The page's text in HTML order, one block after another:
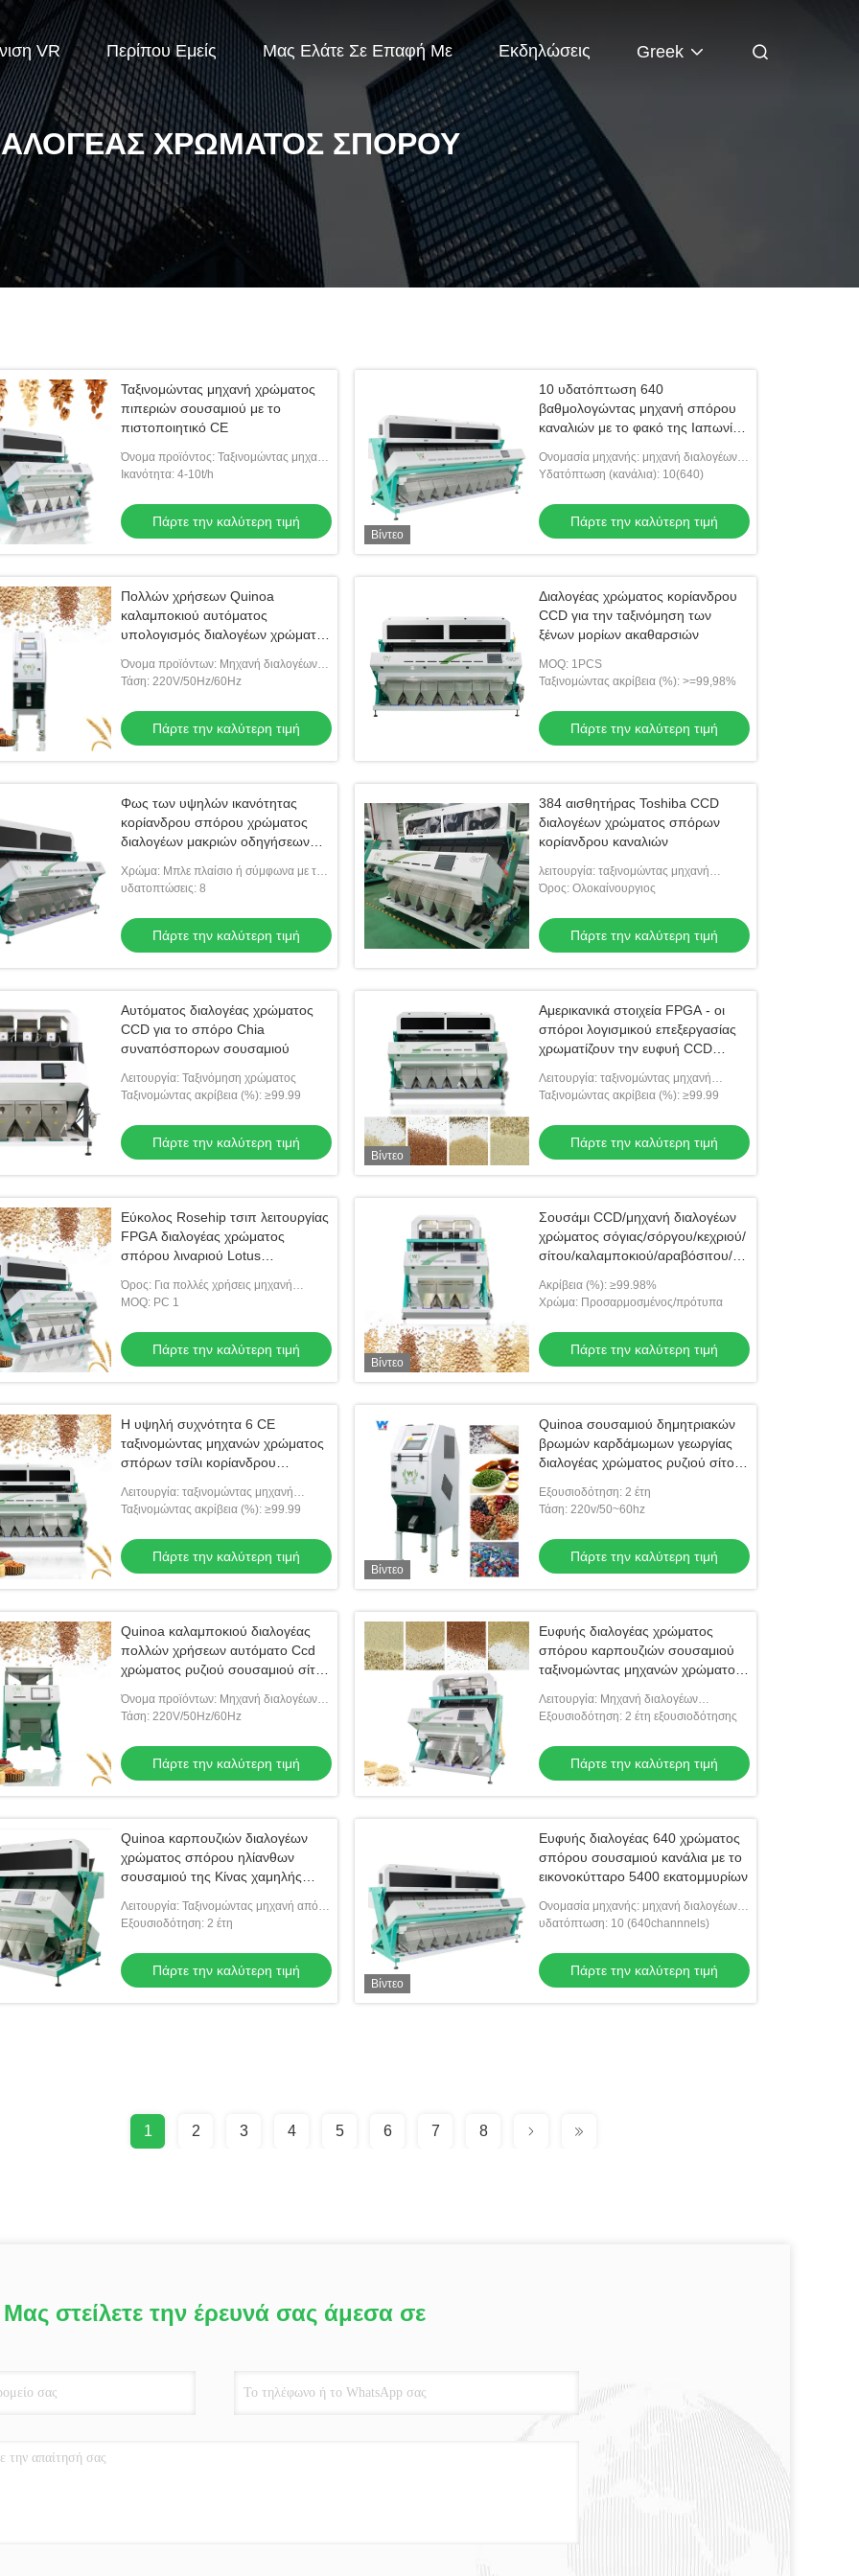
VR Περίπου Εμείς Μας Ελάτε Σε Επαφή Με Εκδηλώσεις Greek
ΧΡΏΜΑΤΟΣ ΣΠΌΡΟΥ
διαλογή
καλύτερη τιμή
Μικρή ταξινομώντας μηχανή ρυζιού
Πάρτε την καλύτερη τιμή
Βίντεο
Τροποποιητής χρωμάτων σπόρων με
Πάρτε την καλύτερη τιμή
Ταξινομώντας μηχανή χρώματος
πιπεριών σουσαμιού με το
πιστοποιητικό CE
Όνομα προϊόντος: Ταξινομώντας μηχανή
χρώματος σπόρου
Ικανότητα: 4-10t/h
Πάρτε την καλύτερη τιμή
Βίντεο
10 υδατόπτωση 640
βαθμολογώντας μηχανή σπόρου
καναλιών με το φακό της Ιαπωνίας
Ονομασία μηχανής: μηχανή διαλογέων
χρώματος σπόρου
Υδατόπτωση (κανάλια): 10(640)
Πάρτε την καλύτερη τιμή
Πολλών χρήσεων Quinoa
καλαμποκιού αυτόματος
υπολογισμός διαλογέων χρώματος
Όνομα προϊόντων: Μηχανή διαλογέων
χρώματος σπόρων
Τάση: 220V/50Hz/60Hz
Πάρτε την καλύτερη τιμή
Διαλογέας χρώματος κορίανδρου
CCD για την ταξινόμηση των
ξένων μορίων ακαθαρσιών
MOQ: 1PCS
Ταξινομώντας ακρίβεια (%): >=99,98%
Πάρτε την καλύτερη τιμή
Φως των υψηλών ικανότητας
κορίανδρου σπόρου χρώματος
διαλογέων μακριών οδηγήσεων
Χρώμα: Μπλε πλαίσιο ή σύμφωνα με τα
αιτήματα πελατών
υδατοπτώσεις: 8
Πάρτε την καλύτερη τιμή
384 αισθητήρας Toshiba CCD
διαλογέων χρώματος σπόρων
κορίανδρου καναλιών
λειτουργία: ταξινομώντας μηχανή
χρώματος
Όρος: Ολοκαίνουργιος
Πάρτε την καλύτερη τιμή
Αυτόματος διαλογέας χρώματος
CCD για το σπόρο Chia
συναπόσπορων σουσαμιού
Λειτουργία: Ταξινόμηση χρώματος
Ταξινομώντας ακρίβεια (%): ≥99.99
Πάρτε την καλύτερη τιμή
Βίντεο
Αμερικανικά στοιχεία FPGA - οι
σπόροι λογισμικού επεξεργασίας
χρωματίζουν την ευφυή CCD
Λειτουργία: ταξινομώντας μηχανή
χρώματος
Ταξινομώντας ακρίβεια (%): ≥99.99
Πάρτε την καλύτερη τιμή
Εύκολος Rosehip τσιπ λειτουργίας
FPGA διαλογέας χρώματος
σπόρου λιναριού Lotus
τη μηχανή
Όρος: Για πολλές χρήσεις μηχανή
διαλογέων χρώματος σπόρων
MOQ: PC 1
Πάρτε την καλύτερη τιμή
Βίντεο
Σουσάμι CCD/μηχανή διαλογέων
χρώματος σόγιας/σόργου/κεχριού/
σίτου/καλαμποκιού/αραβόσιτου/
Ακρίβεια (%): ≥99.98%
Χρώμα: Προσαρμοσμένος/πρότυπα
Πάρτε την καλύτερη τιμή
Η υψηλή συχνότητα 6 CE
ταξινομώντας μηχανών χρώματος
σπόρων τσίλι κορίανδρου
Λειτουργία: ταξινομώντας μηχανή
χρώματος
Ταξινομώντας ακρίβεια (%): ≥99.99
Πάρτε την καλύτερη τιμή
Βίντεο
Quinoa σουσαμιού δημητριακών
βρωμών καρδάμωμων γεωργίας
διαλογέας χρώματος ρυζιού σίτου
Εξουσιοδότηση: 2 έτη
Τάση: 220v/50~60hz
Πάρτε την καλύτερη τιμή
Quinoa καλαμποκιού διαλογέας
πολλών χρήσεων αυτόματο Ccd
χρώματος ρυζιού σουσαμιού σίτου
Όνομα προϊόντων: Μηχανή διαλογέων
χρώματος σπόρων
Τάση: 220V/50Hz/60Hz
Πάρτε την καλύτερη τιμή
Ευφυής διαλογέας χρώματος
σπόρου καρπουζιών σουσαμιού
ταξινομώντας μηχανών χρώματος
Λειτουργία: Μηχανή διαλογέων
χρώματος
Εξουσιοδότηση: 2 έτη εξουσιοδότησης
Πάρτε την καλύτερη τιμή
Quinoa καρπουζιών διαλογέων
χρώματος σπόρου ηλίανθων
σουσαμιού της Κίνας χαμηλής
σπόρου
Λειτουργία: Ταξινομώντας μηχανή από
το χρώμα και το μέγεθος διαφορετικά
Εξουσιοδότηση: 2 έτη
Πάρτε την καλύτερη τιμή
Βίντεο
Ευφυής διαλογέας 640 χρώματος
σπόρου σουσαμιού κανάλια με το
εικονοκύτταρο 5400 εκατομμυρίων
Ονομασία μηχανής: μηχανή διαλογέων
χρώματος σουσαμιού
υδατόπτωση: 10 (640channnels)
Πάρτε την καλύτερη τιμή
1 2 3 4 5 6 7 8
Μας στείλετε την έρευνά σας άμεσα σε